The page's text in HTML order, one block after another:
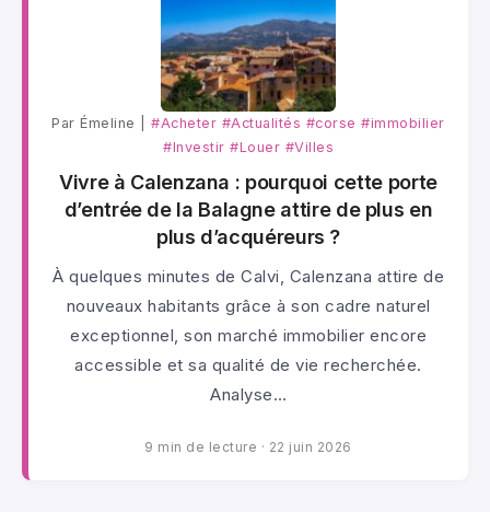
Par Émeline |#Acheter #Actualités #corse#immobilier
#Investir #Louer #Villes
Vivre à Calenzana : pourquoi cette porte
d’entrée de la Balagne attire de plus en
plus d’acquéreurs ?
À quelques minutes de Calvi, Calenzana attire de
nouveaux habitants grâce à son cadre naturel
exceptionnel, son marché immobilier encore
accessible et sa qualité de vie recherchée.
Analyse…
9 min de lecture · 22 juin 2026